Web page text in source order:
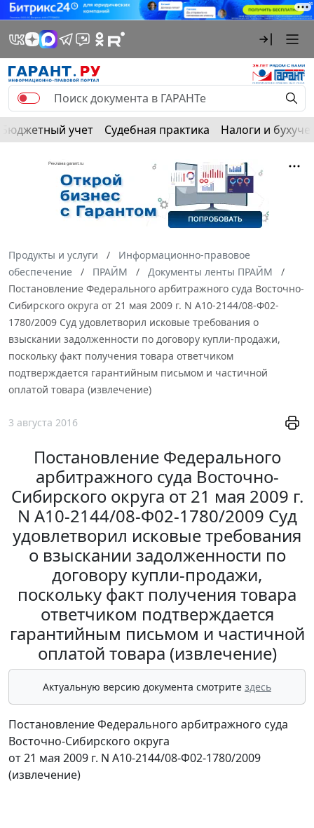
Бюджетный учет Судебная практика Налоги и
Продукты и услуги
Информационно-правовое
обеспечение
ПРАЙМ
Документы ленты ПРАЙМ
Постановление Федерального арбитражного суда Восточно-
Сибирского округа от 21 мая 2009 г. N А10-2144/08-Ф02-
1780/2009 Суд удовлетворил исковые требования о
взыскании задолженности по договору купли-продажи,
поскольку факт получения товара ответчиком
подтверждается гарантийным письмом и частичной
оплатой товара (извлечение)
3 августа 2016
Постановление Федерального
арбитражного суда Восточно-
Сибирского округа от 21 мая 2009 г.
N А10-2144/08-Ф02-1780/2009 Суд
удовлетворил исковые требования
о взыскании задолженности по
договору купли-продажи,
поскольку факт получения товара
ответчиком подтверждается
гарантийным письмом и частичной
оплатой товара (извлечение)
Актуальную версию документа смотрите здесь
Постановление Федерального арбитражного суда
Восточно-Сибирского округа
от 21 мая 2009 г. N А10-2144/08-Ф02-1780/2009
(извлечение)